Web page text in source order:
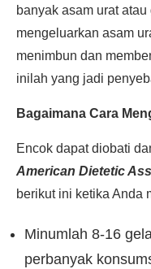
banyak asam urat
mengeluarkan asam
menimbun dan
inilah yang jadi
Bagaimana Cara
Encok dapat diobati
American Dietetic
berikut ini ketika Anda
Minumlah 8-16
perbanyak